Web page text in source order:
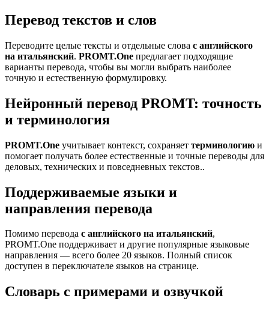
Перевод текстов и слов
Переводите целые тексты и отдельные слова с английского
на итальянский. PROMT.One предлагает подходящие
варианты перевода, чтобы вы могли выбрать наиболее
точную и естественную формулировку.
Нейронный перевод PROMT: точность
и терминология
PROMT.One учитывает контекст, сохраняет терминологию и
помогает получать более естественные и точные переводы для
деловых, технических и повседневных текстов..
Поддерживаемые языки и
направления перевода
Помимо перевода с английского на итальянский,
PROMT.One поддерживает и другие популярные языковые
направления — всего более 20 языков. Полный список
доступен в переключателе языков на странице.
Словарь с примерами и озвучкой